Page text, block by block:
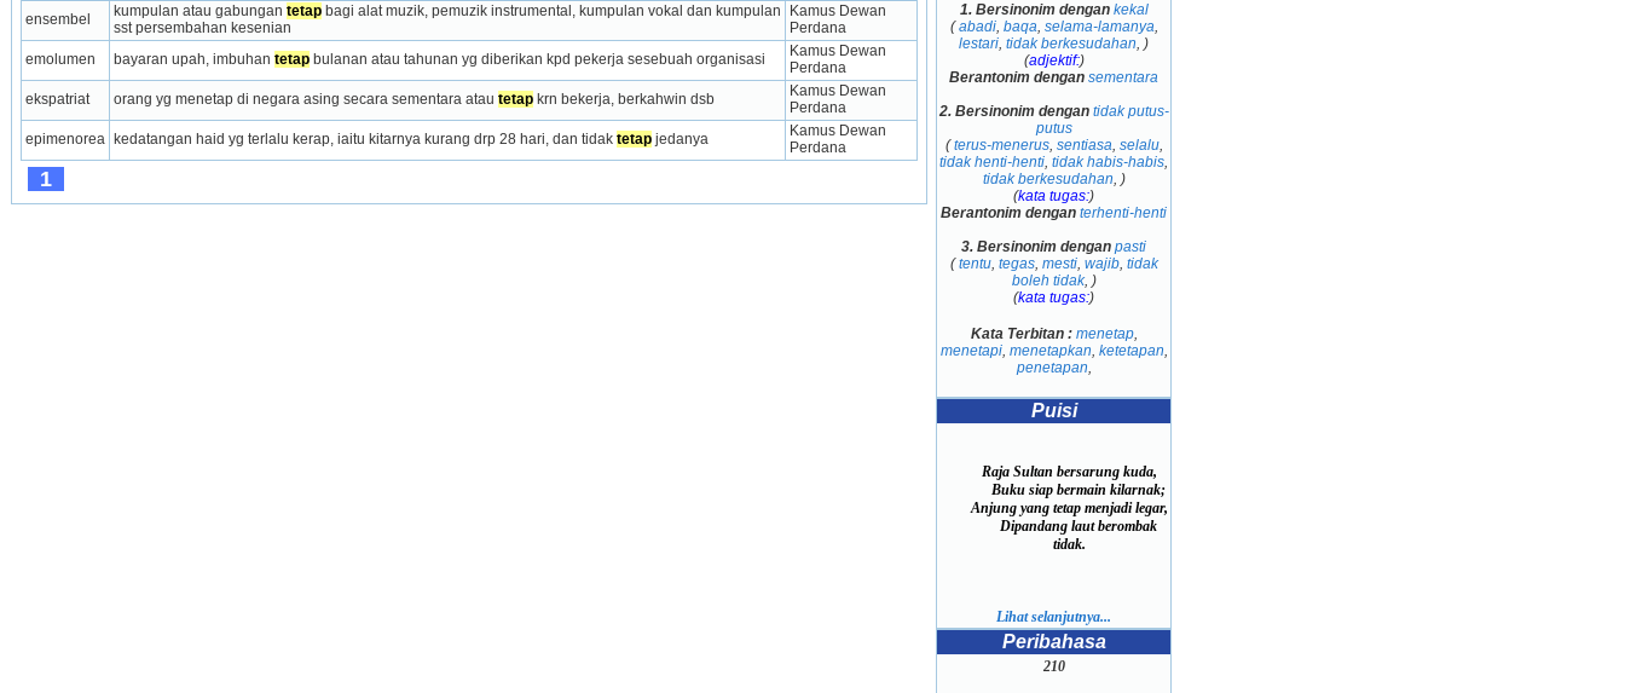
ensembel kumpulan atau gabungan tetap bagi alat muzik, pemuzik instrumental, kumpulan vokal dan kumpulan
sst persembahan kesenian
Kamus Dewan
Perdana
emolumen
bayaran upah, imbuhan tetap bulanan atau tahunan yg diberikan kpd pekerja sesebuah organisasi
Kamus Dewan
Perdana
ekspatriat
orang yg menetap di negara asing secara sementara atau tetap krn bekerja, berkahwin dsb
Kamus Dewan
Perdana
epimenorea
kedatangan haid yg terlalu kerap, iaitu kitarnya kurang drp 28 hari, dan tidak tetap jedanya
Kamus Dewan
Perdana
1
1. Bersinonim dengan kekal
( abadi, baqa, selama-lamanya,
lestari, tidak berkesudahan, )
(adjektif:)
Berantonim dengan sementara
2. Bersinonim dengan tidak putus-
putus
( terus-menerus, sentiasa, selalu,
tidak henti-henti, tidak habis-habis,
tidak berkesudahan, )
(kata tugas:)
Berantonim dengan terhenti-henti
3. Bersinonim dengan pasti
( tentu, tegas, mesti, wajib, tidak
boleh tidak, )
(kata tugas:)
Kata Terbitan : menetap,
menetapi, menetapkan, ketetapan,
penetapan,
Puisi
Raja Sultan bersarung kuda,
Buku siap bermain kilarnak;
Anjung yang tetap menjadi legar,
Dipandang laut berombak
tidak.
Lihat selanjutnya...
Peribahasa
210